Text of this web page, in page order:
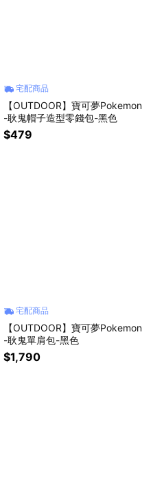
宅配商品
【OUTDOOR】寶可夢Pokemon
-耿鬼帽子造型零錢包-黑色
$479
宅配商品
【OUTDOOR】寶可夢Pokemon
-耿鬼單肩包-黑色
$1,790